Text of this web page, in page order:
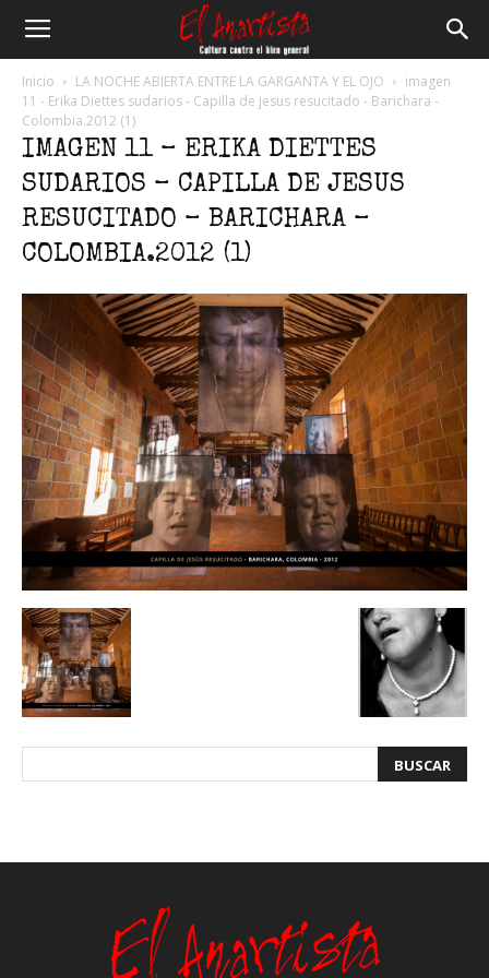
Anartista
Inicio LA NOCHE ABIERTA ENTRE LA GARGANTA Y EL OJO
imagen
11 - Erika Diettes sudarios - Capilla de jesus resucitado - Barichara -
Colombia.2012 (1)
IMAGEN 11 – ERIKA DIETTES
SUDARIOS – CAPILLA DE JESUS
RESUCITADO – BARICHARA –
COLOMBIA.2012 (1)